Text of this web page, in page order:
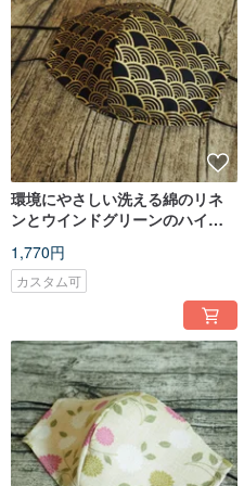
環境にやさしい洗える綿のリネ
ンとウインドグリーンのハイペ
生産は、フィルターまたは波に
配置することができます
1,770円
カスタム可